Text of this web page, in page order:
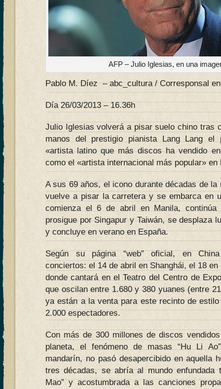
AFP – Julio Iglesias, en una
Pablo M. Díez – abc_cultura / Corresponsal
Día 26/03/2013 – 16.36h
Julio Iglesias volverá a pisar suelo chino tras
manos del prestigio pianista Lang Lang el
«artista latino que más discos ha vendido
como el «artista internacional más popular»
A sus 69 años, el icono durante décadas de
vuelve a pisar la carretera y se embarca en
comienza el 6 de abril en Manila,
prosigue por Singapur y Taiwán, se desplaza
y concluye en verano en España.
Según su página “web” oficial, en
conciertos: el 14 de abril en Shanghái, el 18
donde cantará en el Teatro del Centro de
que oscilan entre 1.680 y 380 yuanes (entre
ya están a la venta para este recinto de
2.000 espectadores.
Con más de 300 millones de discos
planeta, el fenómeno de masas “Hu Li
mandarín, no pasó desapercibido en aquella
tres décadas, se abría al mundo enfundada
Mao” y acostumbrada a las canciones